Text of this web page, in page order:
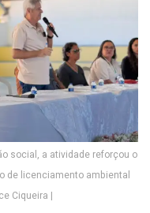
social, a atividade reforçou o
de licenciamento ambiental
Ciqueira |